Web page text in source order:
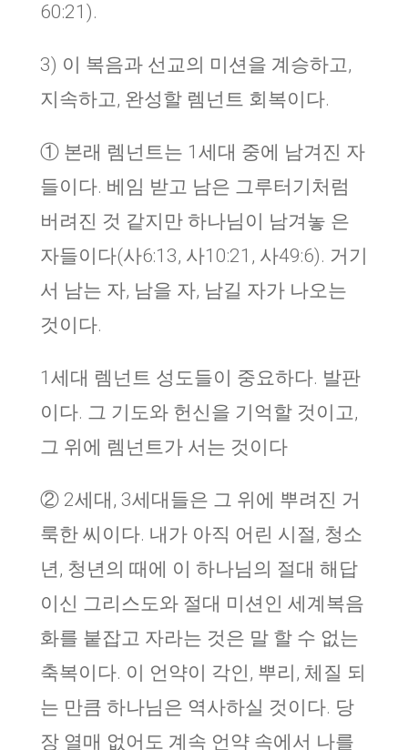
60:21).
3) 이 복음과 선교의 미션을 계승하고,
지속하고, 완성할 렘넌트 회복이다.
① 본래 렘넌트는 1세대 중에 남겨진 자
들이다. 베임 받고 남은 그루터기처럼
버려진 것 같지만 하나님이 남겨놓 은
자들이다(사6:13, 사10:21, 사49:6). 거기
서 남는 자, 남을 자, 남길 자가 나오는
것이다.
1세대 렘넌트 성도들이 중요하다. 발판
이다. 그 기도와 헌신을 기억할 것이고,
그 위에 렘넌트가 서는 것이다
② 2세대, 3세대들은 그 위에 뿌려진 거
룩한 씨이다. 내가 아직 어린 시절, 청소
년, 청년의 때에 이 하나님의 절대 해답
이신 그리스도와 절대 미션인 세계복음
화를 붙잡고 자라는 것은 말 할 수 없는
축복이다. 이 언약이 각인, 뿌리, 체질 되
는 만큼 하나님은 역사하실 것이다. 당
장 열매 없어도 계속 언약 속에서 나를